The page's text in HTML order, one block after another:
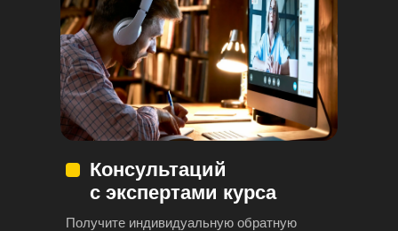
Консультаций
с экспертами курса
Получите индивидуальную обратную